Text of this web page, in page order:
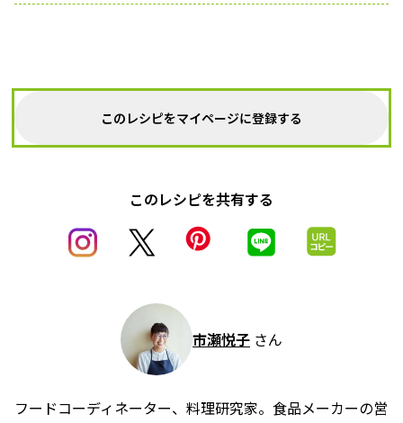
このレシピをマイページに登録する
このレシピを共有する
市瀬悦子 さん
フードコーディネーター、料理研究家。食品メーカーの営